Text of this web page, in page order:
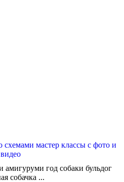
схемами мастер классы с фото и
видео
год собаки бульдог
собачка ...